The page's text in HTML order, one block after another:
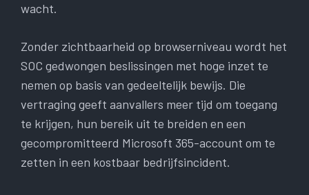
wacht.
Zonder zichtbaarheid op browserniveau wordt het
SOC gedwongen beslissingen met hoge inzet te
nemen op basis van gedeeltelijk bewijs. Die
vertraging geeft aanvallers meer tijd om toegang
te krijgen, hun bereik uit te breiden en een
gecompromitteerd Microsoft 365-account om te
zetten in een kostbaar bedrijfsincident.